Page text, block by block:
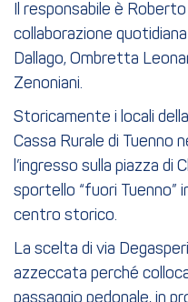
Il responsabile è
collaborazione
Dallago, Ombretta
Zenoniani.
Storicamente i locali
Cassa Rurale di Tuenno
l’ingresso sulla piazza di
sportello “fuori Tuenno”
centro storico.
La scelta di via
azzeccata perché
passaggio pedonale, in